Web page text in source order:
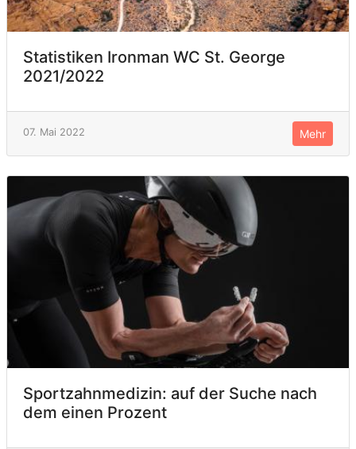
Statistiken Ironman WC St. George
2021/2022
07. Mai 2022 Mehr
Sportzahnmedizin: auf der Suche nach
dem einen Prozent